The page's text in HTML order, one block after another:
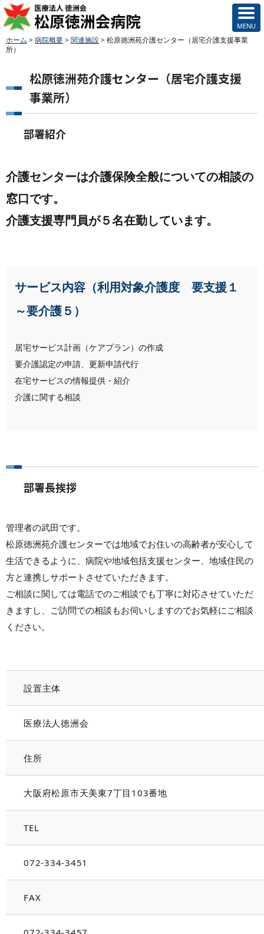
ホーム >病院概要>関連施設>松原徳洲苑介護センター（居宅介護支援事業
所）
松原徳洲苑介護センター（居宅介護支援
事業所）
部署紹介
介護センターは介護保険全般についての相談の
窓口です。
介護支援専門員が５名在勤しています。
サービス内容（利用対象介護度 要支援１
～要介護５）
居宅サービス計画（ケアプラン）の作成
要介護認定の申請、更新申請代行
在宅サービスの情報提供・紹介
介護に関する相談
部署長挨拶
管理者の武田です。
松原徳洲苑介護センターでは地域でお住いの高齢者が安心して
生活できるように、病院や地域包括支援センター、地域住民の
方と連携しサポートさせていただきます。
ご相談に関しては電話でのご相談でも丁寧に対応させていただ
きますし、ご訪問での相談もお伺いしますのでお気軽にご相談
ください。
設置主体
医療法人徳洲会
住所
大阪府松原市天美東7丁目103番地
TEL
072-334-3451
FAX